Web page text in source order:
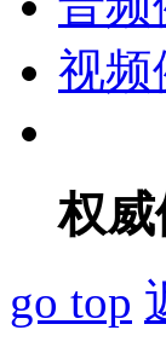
视频
权威
go top